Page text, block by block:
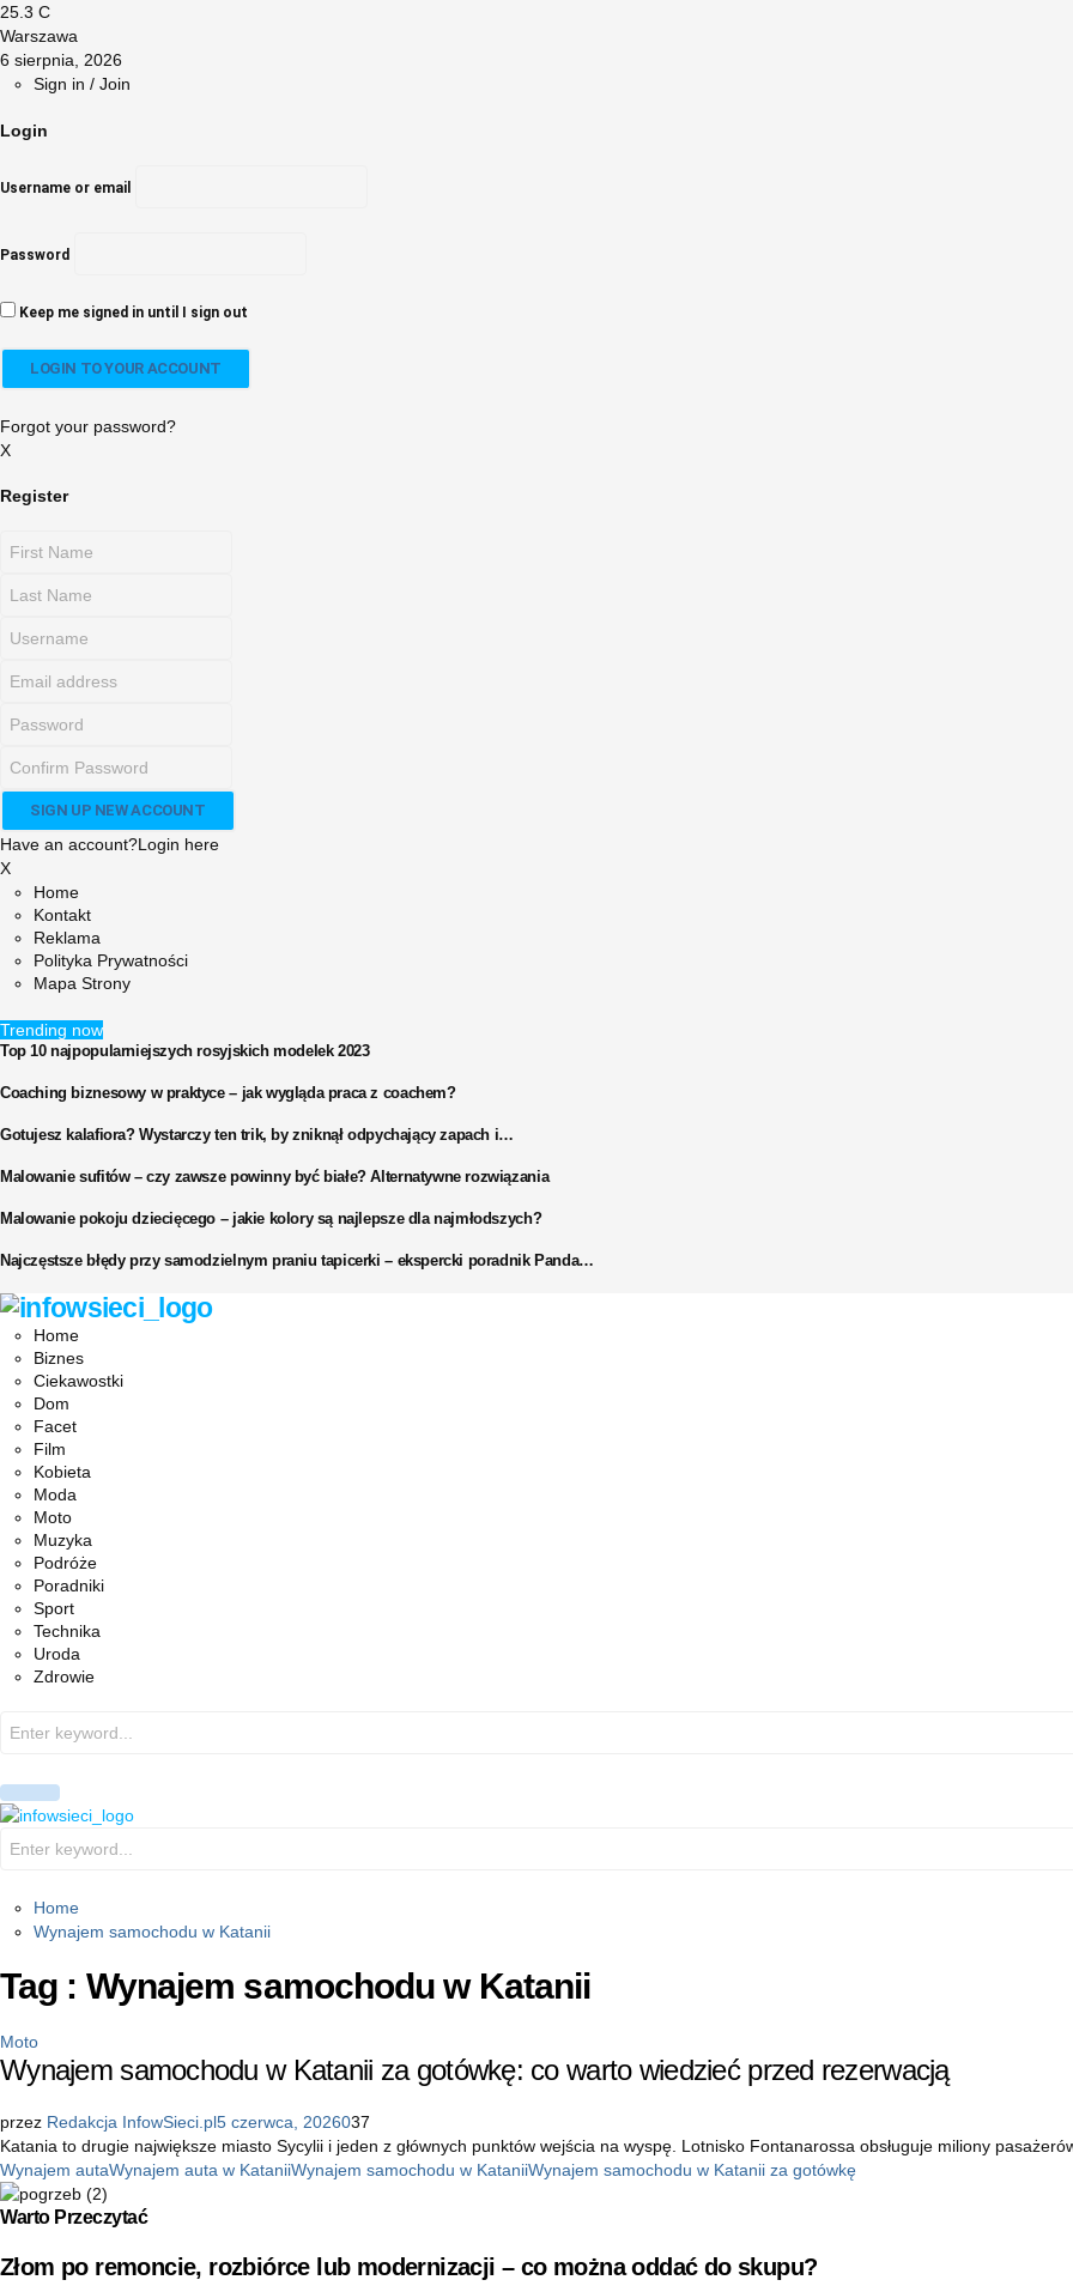
25.3 C
Warszawa
6 sierpnia, 2026
Sign in / Join
Login
Username or email
Password
Keep me signed in until I sign out
Forgot your password?
X
Register
Have an account?Login here
X
Home
Kontakt
Reklama
Polityka Prywatności
Mapa Strony
Trending now
Top 10 najpopularniejszych rosyjskich modelek 2023
Coaching biznesowy w praktyce – jak wygląda praca z coachem?
Gotujesz kalafiora? Wystarczy ten trik, by zniknął odpychający zapach i…
Malowanie sufitów – czy zawsze powinny być białe? Alternatywne rozwiązania
Malowanie pokoju dziecięcego – jakie kolory są najlepsze dla najmłodszych?
Najczęstsze błędy przy samodzielnym praniu tapicerki – ekspercki poradnik Panda…
Facebook
Twitter
Instagram
Pinterest
Youtube
Snapchat
Home
Biznes
Ciekawostki
Dom
Facet
Film
Kobieta
Moda
Moto
Muzyka
Podróże
Poradniki
Sport
Technika
Uroda
Zdrowie
for:
PRIMARY
for:
Home
Wynajem samochodu w Katanii
Tag : Wynajem samochodu w Katanii
Moto
Wynajem samochodu w Katanii za gotówkę: co warto wiedzieć przed rezerwacją
przez Redakcja InfowSieci.pl5 czerwca, 2026037
Katania to drugie największe miasto Sycylii i jeden z głównych punktów wejścia na wyspę. Lotnisko Fontanarossa obsługuje miliony
Wynajem autaWynajem auta w KataniiWynajem samochodu w KataniiWynajem samochodu w Katanii za gotówkę
Warto Przeczytać
Złom po remoncie, rozbiórce lub modernizacji – co można oddać do skupu?